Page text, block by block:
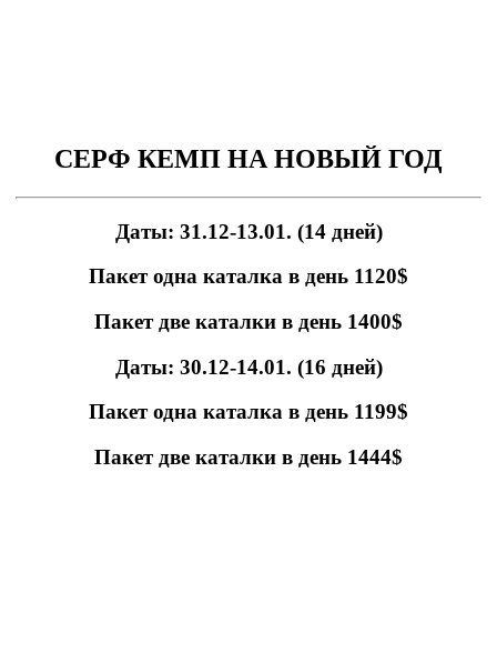
СЕРФ КЕМП НА НОВЫЙ ГОД
Даты: 31.12-13.01. (14 дней)
Пакет одна каталка в день 1120$
Пакет две каталки в день 1400$
Даты: 30.12-14.01. (16 дней)
Пакет одна каталка в день 1199$
Пакет две каталки в день 1444$